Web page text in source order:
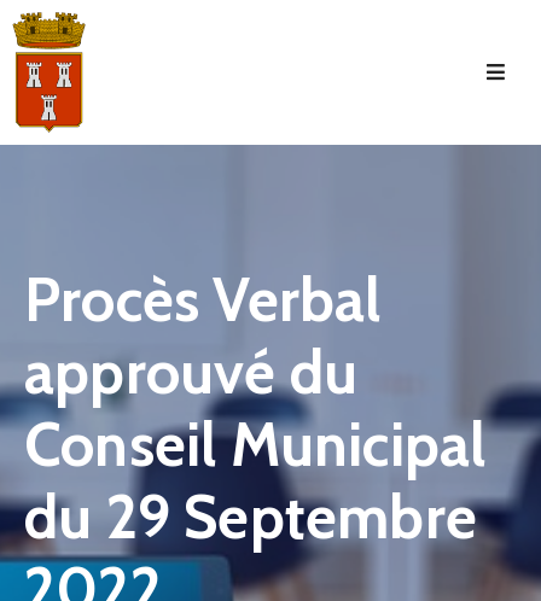
Accueil
Manifestations
Municipale
Services
Jeunesse
Procès Verbal
approuvé du
Conseil Municipal
du 29 Septembre